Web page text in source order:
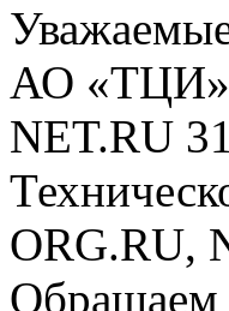
АО «ТЦИ»
NET.RU
ORG.RU,
Обращаем